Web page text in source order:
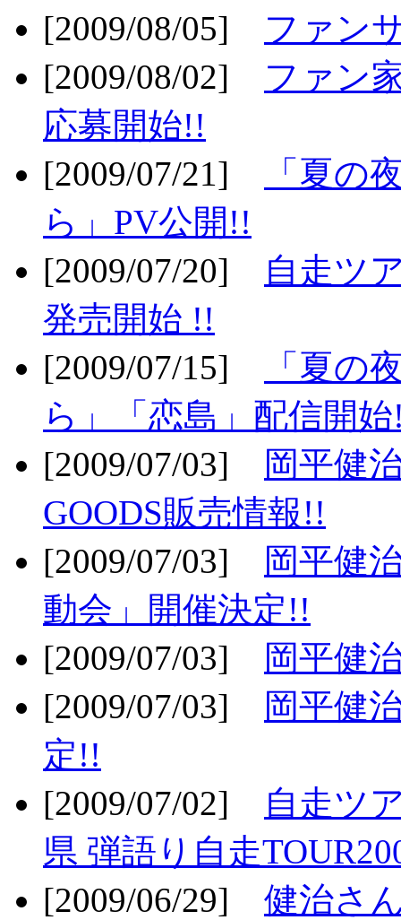
[2009/08/05] ファン
[2009/08/02] ファン
応募開始!!
[2009/07/21]
「夏の
ら」PV公開!!
[2009/07/20]
自走ツ
発売開始 !!
[2009/07/15]
「夏の
ら」「恋島」配信開
[2009/07/03]
岡平健
GOODS販売情報!!
[2009/07/03]
岡平健
動会」開催決定!!
[2009/07/03]
岡平健
[2009/07/03]
岡平健
定!!
[2009/07/02]
自走ツ
県 弾語り自走
[2009/06/29] 健治さ